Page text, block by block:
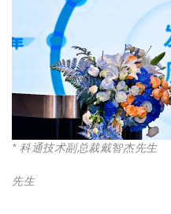
* 科通技术副
先生